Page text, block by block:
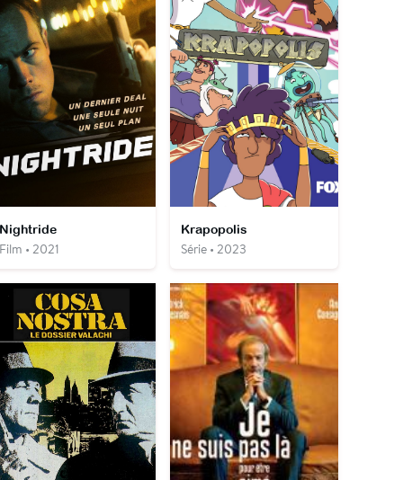
• 2021
Krapopolis
Série • 2023